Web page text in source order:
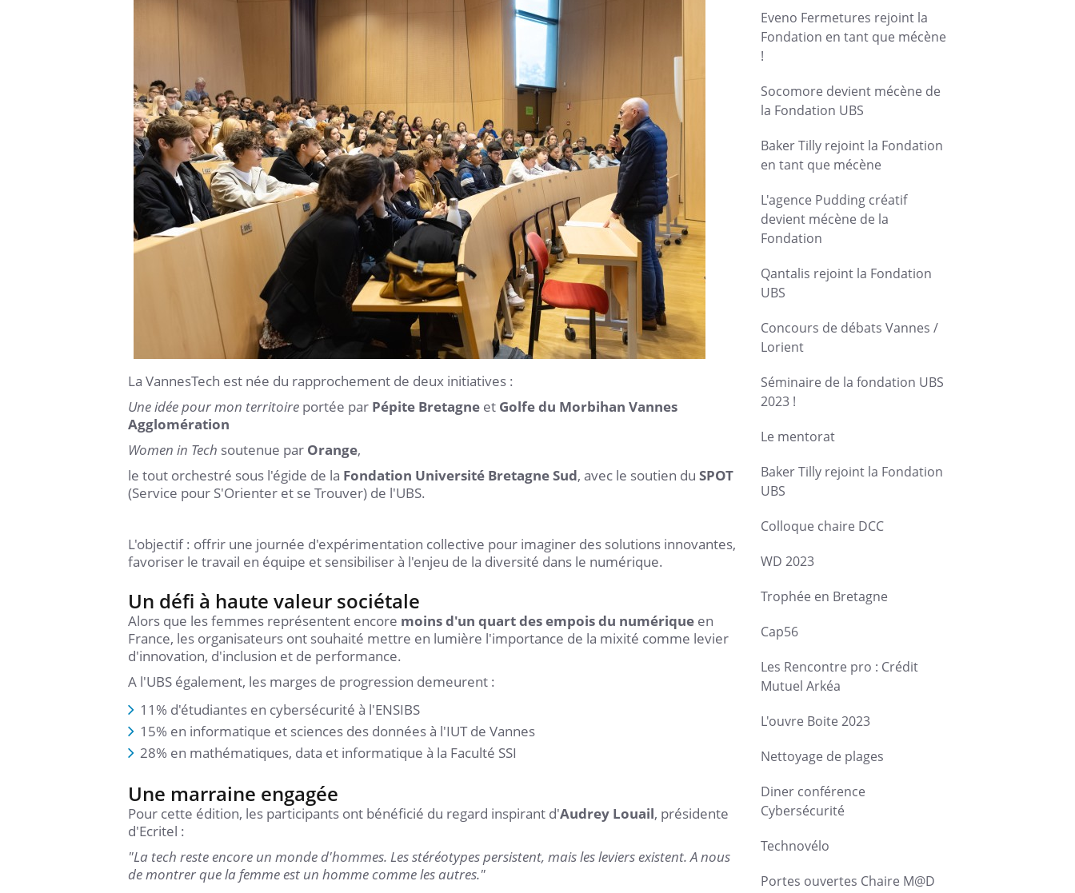
La VannesTech est née du rapprochement de deux initiatives :
Une idée pour mon territoire portée par Pépite Bretagne et Golfe du Morbihan Vannes
Agglomération
Women in Tech soutenue par Orange,
le tout orchestré sous l'égide de la Fondation Université Bretagne Sud, avec le soutien du SPOT
(Service pour S'Orienter et se Trouver) de l'UBS.
L'objectif : offrir une journée d'expérimentation collective pour imaginer des solutions innovantes,
favoriser le travail en équipe et sensibiliser à l'enjeu de la diversité dans le numérique.
Un défi à haute valeur sociétale
Alors que les femmes représentent encore moins d'un quart des empois du numérique en
France, les organisateurs ont souhaité mettre en lumière l'importance de la mixité comme levier
d'innovation, d'inclusion et de performance.
A l'UBS également, les marges de progression demeurent :
11% d'étudiantes en cybersécurité à l'ENSIBS
15% en informatique et sciences des données à l'IUT de Vannes
28% en mathématiques, data et informatique à la Faculté SSI
Une marraine engagée
Pour cette édition, les participants ont bénéficié du regard inspirant d'Audrey Louail, présidente
d'Ecritel :
"La tech reste encore un monde d'hommes. Les stéréotypes persistent, mais les leviers existent. A nous
de montrer que la femme est un homme comme les autres."
Eveno Fermetures rejoint la
Fondation en tant que mécène
!
Socomore devient mécène de
la Fondation UBS
Baker Tilly rejoint la Fondation
en tant que mécène
L'agence Pudding créatif
devient mécène de la
Fondation
Qantalis rejoint la Fondation
UBS
Concours de débats Vannes /
Lorient
Séminaire de la fondation UBS
2023 !
Le mentorat
Baker Tilly rejoint la Fondation
UBS
Colloque chaire DCC
WD 2023
Trophée en Bretagne
Cap56
Les Rencontre pro : Crédit
Mutuel Arkéa
L'ouvre Boite 2023
Nettoyage de plages
Diner conférence
Cybersécurité
Technovélo
Portes ouvertes Chaire M@D